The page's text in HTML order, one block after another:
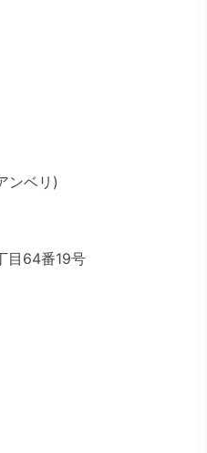
ンベリ)
目64番19号